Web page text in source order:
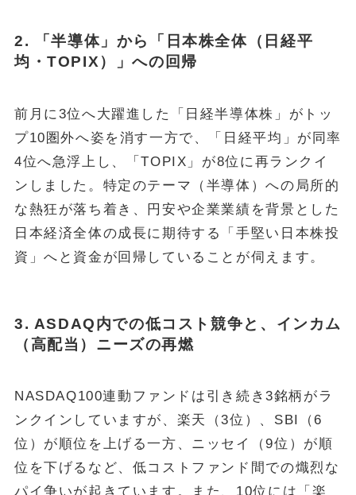
2. 「半導体」から「日本株全体（日経平
均・TOPIX）」への回帰
前月に3位へ大躍進した「日経半導体株」がトッ
プ10圏外へ姿を消す一方で、「日経平均」が同率
4位へ急浮上し、「TOPIX」が8位に再ランクイ
ンしました。特定のテーマ（半導体）への局所的
な熱狂が落ち着き、円安や企業業績を背景とした
日本経済全体の成長に期待する「手堅い日本株投
資」へと資金が回帰していることが伺えます。
3. ASDAQ内での低コスト競争と、インカム
（高配当）ニーズの再燃
NASDAQ100連動ファンドは引き続き3銘柄がラ
ンクインしていますが、楽天（3位）、SBI（6
位）が順位を上げる一方、ニッセイ（9位）が順
位を下げるなど、低コストファンド間での熾烈な
パイ争いが起きています。また、10位には「楽